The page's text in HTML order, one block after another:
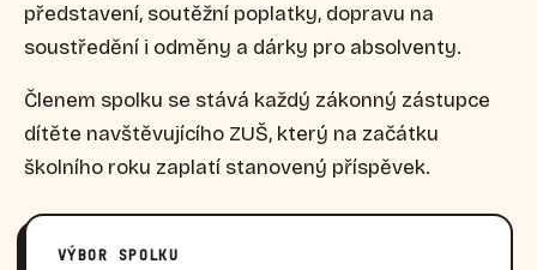
představení, soutěžní poplatky, dopravu na
soustředění i odměny a dárky pro absolventy.
Členem spolku se stává každý zákonný zástupce
dítěte navštěvujícího ZUŠ, který na začátku
školního roku zaplatí stanovený příspěvek.
VÝBOR SPOLKU